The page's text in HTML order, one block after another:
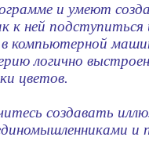
и умеют
ней подступиться
компьютерной
логично
цветов.
создавать
и